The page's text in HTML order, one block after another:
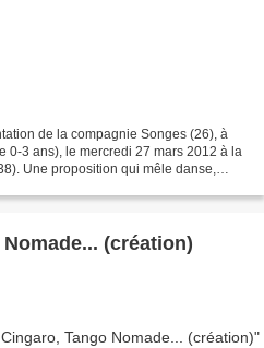
de la compagnie Songes (26), à
0-3 ans), le mercredi 27 mars 2012 à la
Une proposition qui mêle danse,
(création)